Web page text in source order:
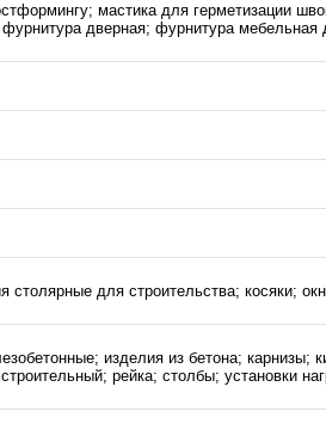
мастика для герметизации
дверная; фурнитура мебельная
для строительства; косяки;
изделия из бетона; карнизы;
рейка; столбы; установки